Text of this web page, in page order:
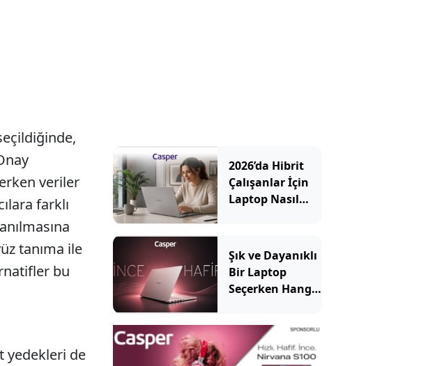
veriler
farklı
tanıma ile
bu
yedekleri de
2026’da Hibrit
Çalışanlar İçin
Laptop Nasıl
Önemli?
Şık ve Dayanıklı
Bir Laptop
Seçerken Hangi
Bakılmalı?